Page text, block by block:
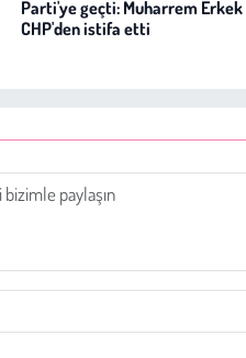
Parti'ye geçti: Muharrem Erkek
CHP'den istifa etti